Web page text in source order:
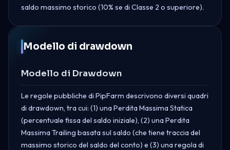
saldo massimo storico (10% se di Classe 2 o superiore).
Modello di drawdown
Modello di Drawdown
Le regole pubbliche di PipFarm descrivono diversi quadri
di drawdown, tra cui: (1) una Perdita Massima Statica
(percentuale fissa del saldo iniziale), (2) una Perdita
Massima Trailing basata sul saldo (che tiene traccia del
massimo storico del saldo del conto) e (3) una regola di